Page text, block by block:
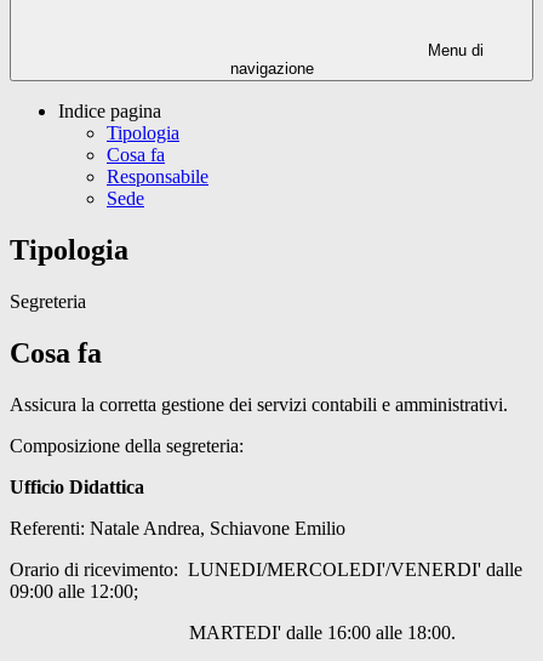
Menu di
navigazione
Indice pagina
Tipologia
Cosa fa
Responsabile
Sede
Tipologia
Segreteria
Cosa fa
Assicura la corretta gestione dei servizi contabili e amministrativi.
Composizione della segreteria:
Ufficio Didattica
Referenti: Natale Andrea, Schiavone Emilio
Orario di ricevimento: LUNEDI/MERCOLEDI'/VENERDI' dalle
09:00 alle 12:00;
MARTEDI' dalle 16:00 alle 18:00.